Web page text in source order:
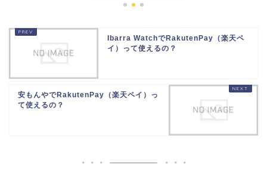
Ibarra WatchでRakutenPay（楽天ペ
イ）って使えるの？
安もんやでRakutenPay（楽天ペイ）っ
て使えるの？